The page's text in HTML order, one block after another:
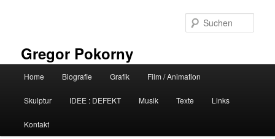
Gregor Pokorny
Home Biografie Grafik Film / Animation
Skulptur IDEE : DEFEKT Musik Texte Links
Kontakt